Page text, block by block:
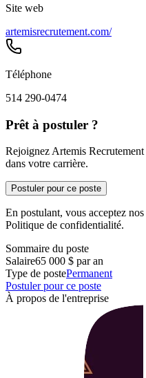
Site web
artemisrecrutement.com/
Téléphone
514 290-0474
Prêt à postuler ?
Rejoignez Artemis
dans votre carrière.
Postuler pour ce poste
En postulant, vous acceptez
Politique de confidentialité.
Sommaire du poste
Salaire65 000 $ par an
Type de postePermanent
Postuler pour ce poste
À propos de l'entreprise